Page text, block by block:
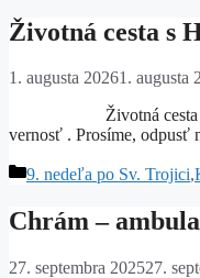
Životná cesta s
1. augusta 20261. augusta
Životná cesta s
vernosť . Prosíme, odpusť
Kategórie
9. nedeľa po Sv. Trojici,
Chrám –
27. septembra 202527.